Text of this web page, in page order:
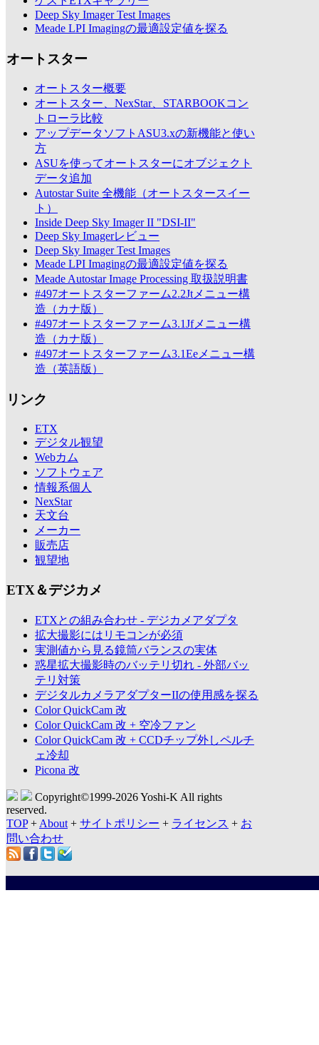
Deep Sky Imager Test Images
Meade LPI Imagingの最適設定値を探る
オートスター
オートスター概要
オートスター、NexStar、STARBOOKコン
トローラ比較
アップデータソフトASU3.xの新機能と使い
方
ASUを使ってオートスターにオブジェクト
データ追加
Autostar Suite 全機能（オートスタースイー
ト）
Inside Deep Sky Imager II "DSI-II"
Deep Sky Imagerレビュー
Deep Sky Imager Test Images
Meade LPI Imagingの最適設定値を探る
Meade Autostar Image Processing 取扱説明書
#497オートスターファーム2.2Jtメニュー構
造（カナ版）
#497オートスターファーム3.1Jfメニュー構
造（カナ版）
#497オートスターファーム3.1Eeメニュー構
造（英語版）
リンク
ETX
デジタル観望
Webカム
ソフトウェア
情報系個人
NexStar
天文台
メーカー
販売店
観望地
ETX＆デジカメ
ETXとの組み合わせ - デジカメアダプタ
拡大撮影にはリモコンが必須
実測値から見る鏡筒バランスの実体
惑星拡大撮影時のバッテリ切れ - 外部バッ
テリ対策
デジタルカメラアダプターIIの使用感を探る
Color QuickCam 改
Color QuickCam 改 + 空冷ファン
Color QuickCam 改 + CCDチップ外しペルチ
ェ冷却
Picona 改
Copyright©1999-2026 Yoshi-K All rights
reserved.
TOP+ About + サイトポリシー + ライセンス + お
問い合わせ